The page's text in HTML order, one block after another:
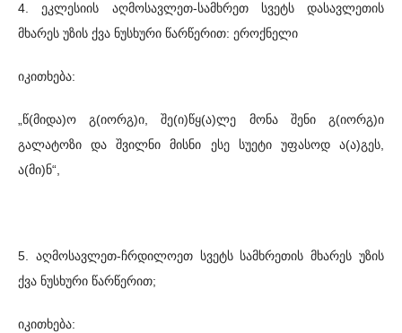
4. ეკლესიის აღმოსავლეთ-სამხრეთ სვეტს დასავლეთის
მხარეს უზის ქვა ნუსხური წარწერით: ეროქნელი
იკითხება:
„წ(მიდა)ო გ(იორგ)ი, შე(ი)წყ(ა)ლე მონა შენი გ(იორგ)ი
გალატოზი და შვილნი მისნი ესე სუეტი უფასოდ ა(ა)გეს,
ა(მი)ნ“,
5. აღმოსავლეთ-ჩრდილოეთ სვეტს სამხრეთის მხარეს უზის
ქვა ნუსხური წარწერით;
იკითხება: